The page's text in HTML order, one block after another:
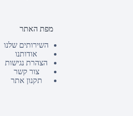
מפת האתר
השירותים שלנו
אודותנו
הצהרת נגישות
צור קשר
תקנון אתר